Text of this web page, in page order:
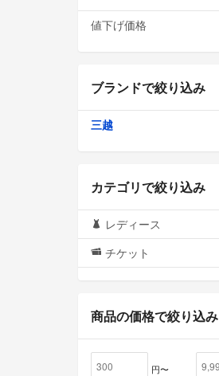
値下げ価格
ブランドで絞り込み
三越
カテゴリで絞り込み
レディース
チケット
商品の価格で絞り込み
円〜